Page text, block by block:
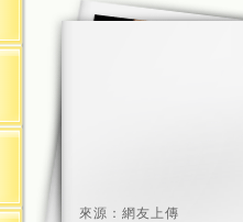
來源：網友上傳